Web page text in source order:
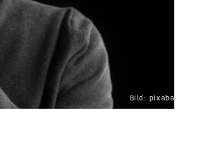
Bild: pixabay.com